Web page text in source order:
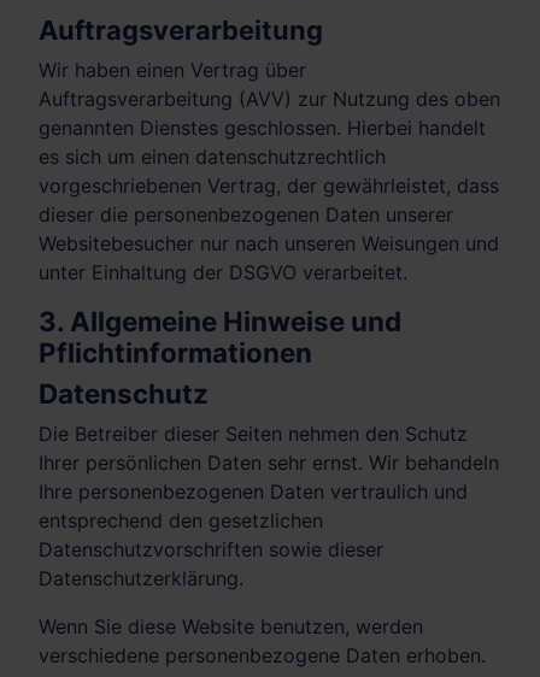
Auftragsverarbeitung
Wir haben einen Vertrag über
Auftragsverarbeitung (AVV) zur Nutzung des oben
genannten Dienstes geschlossen. Hierbei handelt
es sich um einen datenschutzrechtlich
vorgeschriebenen Vertrag, der gewährleistet, dass
dieser die personenbezogenen Daten unserer
Websitebesucher nur nach unseren Weisungen und
unter Einhaltung der DSGVO verarbeitet.
3. Allgemeine Hinweise und
Pflicht­informationen
Datenschutz
Die Betreiber dieser Seiten nehmen den Schutz
Ihrer persönlichen Daten sehr ernst. Wir behandeln
Ihre personenbezogenen Daten vertraulich und
entsprechend den gesetzlichen
Datenschutzvorschriften sowie dieser
Datenschutzerklärung.
Wenn Sie diese Website benutzen, werden
verschiedene personenbezogene Daten erhoben.